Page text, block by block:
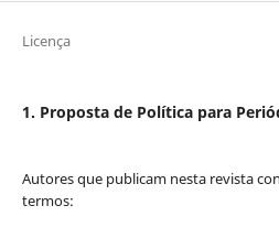
Licença
1. Proposta de Política para
Autores que publicam nesta revista
termos: